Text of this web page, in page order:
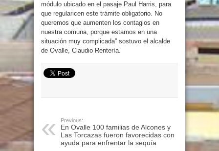
módulo ubicado en el pasaje Paul Harris, para
que regularicen este trámite obligatorio. No
queremos que aumenten los contagios en
nuestra comuna, porque estamos en una
situación muy complicada” sostuvo el alcalde
de Ovalle, Claudio Rentería.
Previous:
En Ovalle 100 familias de Alcones y
Las Torcazas fueron favorecidas con
ayuda para enfrentar la sequía